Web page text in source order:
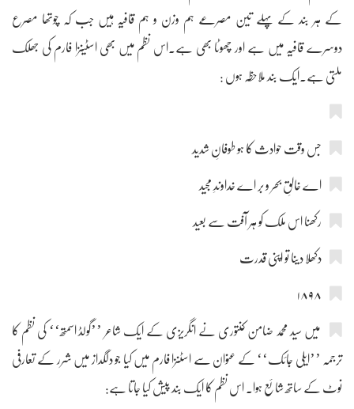
کے ہر بند کے پہلے تین مصرعے ہم وزن و ہم قافیہ ہیں جب کہ چوتھا مصرع
دوسرے قافیہ میں ہے اور چھوٹا بھی ہے۔اس نظم میں بھی اسٹینزا فارم کی جھلک
ملتی ہے۔ایک بند ملاحظہ ہوں :
جس وقت حوادث کا ہو طوفانِ شدید
اے خالقِ بحر و بر اے خداوندِ مجید
رکھنا اس ملک کو ہر آفت سے بعید
دکھلا دینا تو اپنی قدرت
۱۸۹۸
میں سید محمد ضامن کنتوری نے انگریزی کے ایک شاعر ’’گولڈ اسمتھ‘‘ کی نظم کا
ترجمہ ’’ایلی جائک‘‘ کے عنوان سے اسٹنزا فارم میں کیا جو دلگداز میں شرر کے تعارفی
نوٹ کے ساتھ شائع ہوا۔ اس نظم کا ایک بند پیش کیا جاتا ہے: